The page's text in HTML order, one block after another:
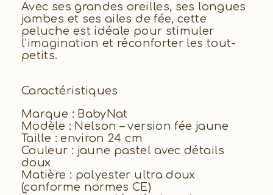
Avec ses grandes oreilles, ses longues
jambes et ses ailes de fée, cette
peluche est idéale pour stimuler
l’imagination et réconforter les tout-
petits.
Caractéristiques
Marque : BabyNat
Modèle : Nelson – version fée jaune
Taille : environ 24 cm
Couleur : jaune pastel avec détails
doux
Matière : polyester ultra doux
(conforme normes CE)